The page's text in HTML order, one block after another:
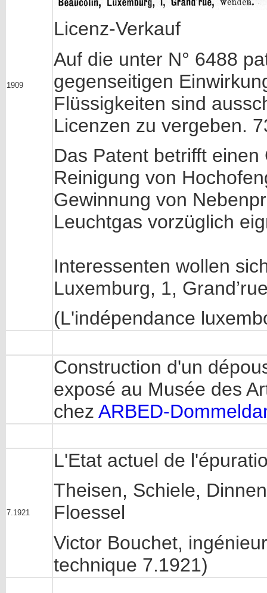
1909
Licenz-Verkauf
Auf die unter N° 6488
gegenseitigen
Flüssigkeiten sind
Licenzen zu vergeben.
Das Patent betrifft
Reinigung von
Gewinnung von
Leuchtgas vorzüglich
Interessenten wollen
Luxemburg, 1,
(L'indépendance
Construction d'un
exposé au Musée des
chez ARBED-
7.1921
L'Etat actuel de
Theisen, Schiele,
Floessel
Victor Bouchet,
technique 7.1921)